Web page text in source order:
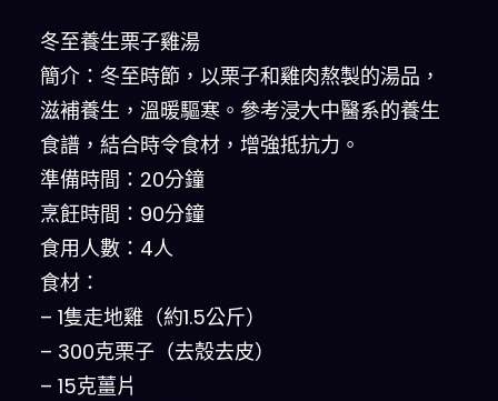
冬至養生栗子雞湯
簡介：冬至時節，以栗子和雞肉熬製的湯品，
滋補養生，溫暖驅寒。參考浸大中醫系的養生
食譜，結合時令食材，增強抵抗力。
準備時間：20分鐘
烹飪時間：90分鐘
食用人數：4人
食材：
– 1隻走地雞（約1.5公斤）
– 300克栗子（去殼去皮）
– 15克薑片